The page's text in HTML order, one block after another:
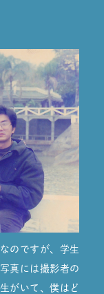
のですが、学生
真には撮影者の
がいて、僕はど